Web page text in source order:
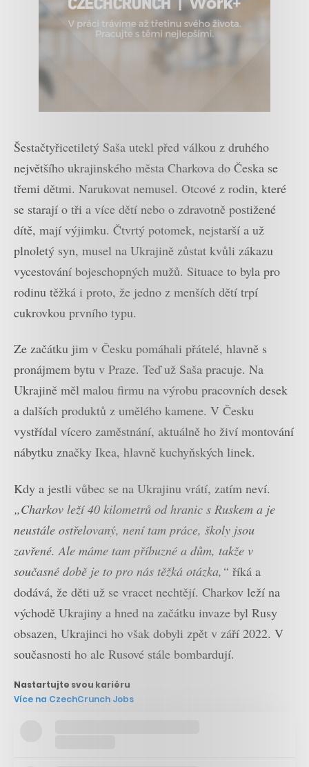
Šestačtyřicetiletý Saša utekl před válkou z druhého
největšího ukrajinského města Charkova do Česka se
třemi dětmi. Narukovat nemusel. Otcové z rodin, které
se starají o tři a více dětí nebo o zdravotně postižené
dítě, mají výjimku. Čtvrtý potomek, nejstarší a už
plnoletý syn, musel na Ukrajině zůstat kvůli zákazu
vycestování bojeschopných mužů. Situace to byla pro
rodinu těžká i proto, že jedno z menších dětí trpí
cukrovkou prvního typu.
Ze začátku jim v Česku pomáhali přátelé, hlavně s
pronájmem bytu v Praze. Teď už Saša pracuje. Na
Ukrajině měl malou firmu na výrobu pracovních desek
a dalších produktů z umělého kamene. V Česku
vystřídal vícero zaměstnání, aktuálně ho živí montování
nábytku značky Ikea, hlavně kuchyňských linek.
Kdy a jestli vůbec se na Ukrajinu vrátí, zatím neví.
„Charkov leží 40 kilometrů od hranic s Ruskem a je
neustále ostřelovaný, není tam práce, školy jsou
zavřené. Ale máme tam příbuzné a dům, takže v
současné době je to pro nás těžká otázka,“ říká a
dodává, že děti už se vracet nechtějí. Charkov leží na
východě Ukrajiny a hned na začátku invaze byl Rusy
obsazen, Ukrajinci ho však dobyli zpět v září 2022. V
současnosti ho ale Rusové stále bombardují.
Nastartujte svou kariéru
Více na CzechCrunch Jobs